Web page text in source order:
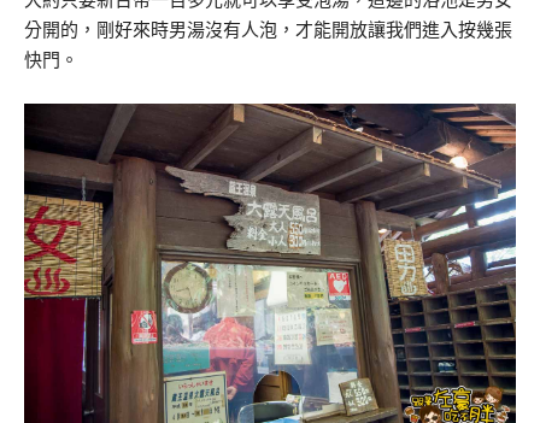
分開的，剛好來時男湯沒有人泡，才能開放讓我們進入按幾張
快門。